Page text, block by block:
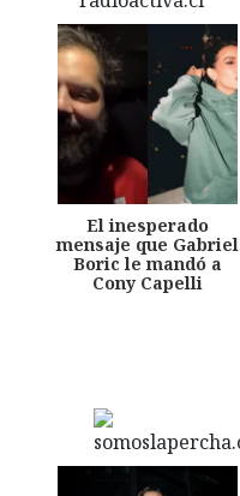
El inesperado
mensaje que Gabriel
Boric le mandó a
Cony Capelli